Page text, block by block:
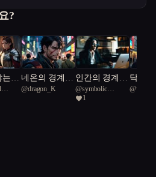
?
는
지
네온의 경계에
서
@dragon_K
인간의 경계,
AI의 윤리
@symbolic
Rosebelly Turtle
1
닥터
@